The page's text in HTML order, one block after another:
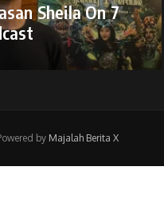
Sheila On 7
by Majalah Berita X